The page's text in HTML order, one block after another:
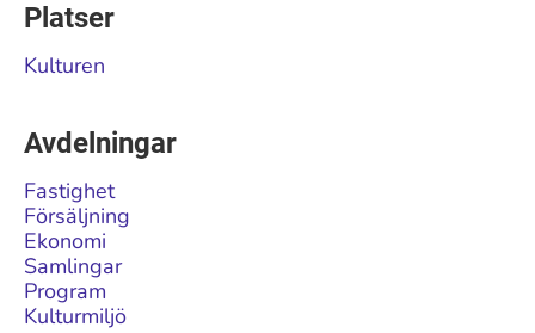
Platser
Kulturen
Avdelningar
Fastighet
Försäljning
Ekonomi
Samlingar
Program
Kulturmiljö